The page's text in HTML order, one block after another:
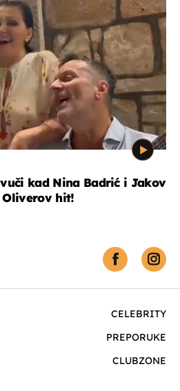
kad Nina Badrić i Jakov
hit!
CELEBRITY
PREPORUKE
CLUBZONE